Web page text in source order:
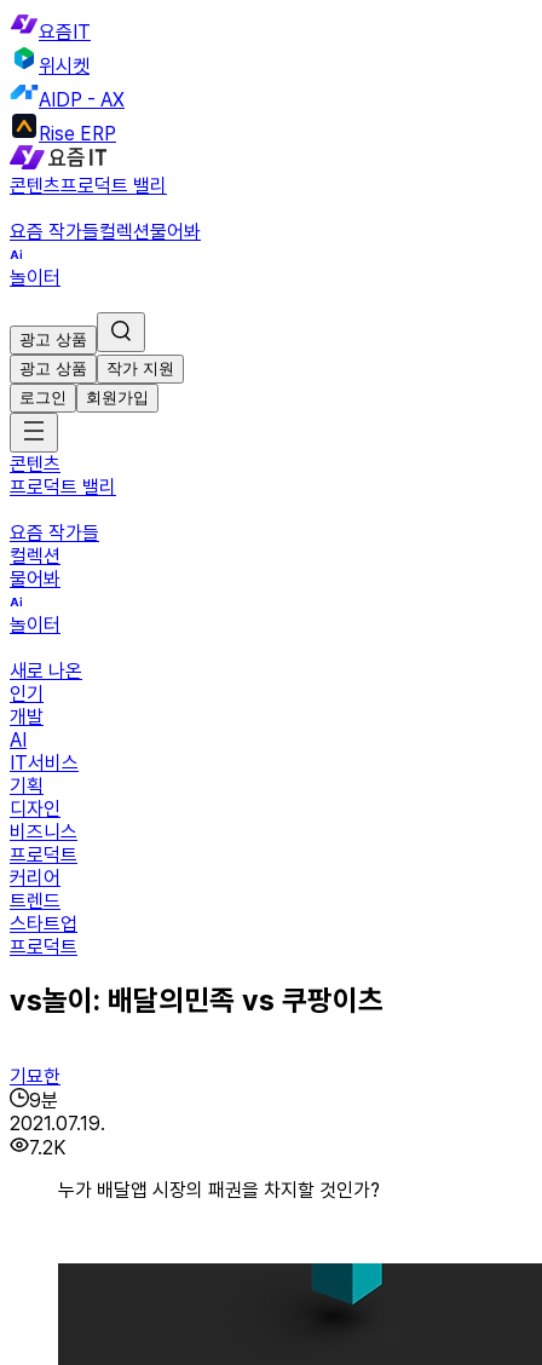
요즘IT
위시켓
AIDP - AX
Rise ERP
콘텐츠프로덕트 밸리
요즘 작가들컬렉션물어봐
놀이터
광고 상품
광고 상품
작가 지원
로그인
회원가입
콘텐츠
프로덕트 밸리
요즘 작가들
컬렉션
물어봐
놀이터
새로 나온
인기
개발
AI
IT서비스
기획
디자인
비즈니스
프로덕트
커리어
트렌드
스타트업
프로덕트
vs놀이: 배달의민족 vs 쿠팡이츠
기묘한
9분
2021.07.19.
7.2K
누가 배달앱 시장의 패권을 차지할 것인가?